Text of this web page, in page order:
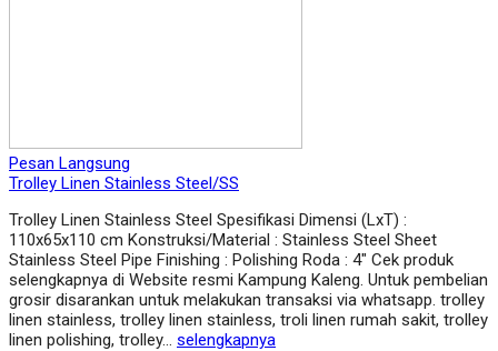
Pesan Langsung
Trolley Linen Stainless Steel/SS
Trolley Linen Stainless Steel Spesifikasi Dimensi (LxT) :
110x65x110 cm Konstruksi/Material : Stainless Steel Sheet
Stainless Steel Pipe Finishing : Polishing Roda : 4″ Cek produk
selengkapnya di Website resmi Kampung Kaleng. Untuk pembelian
grosir disarankan untuk melakukan transaksi via whatsapp. trolley
linen stainless, trolley linen stainless, troli linen rumah sakit, trolley
linen polishing, trolley… selengkapnya